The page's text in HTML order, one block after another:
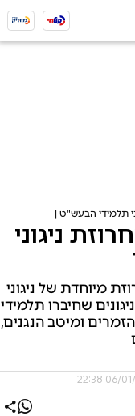
תלמידי הבעש"ט | צפו
ניגוני
מיוחדת של ניגוני
שחיברו תלמידי
ומיטב הנגנים,